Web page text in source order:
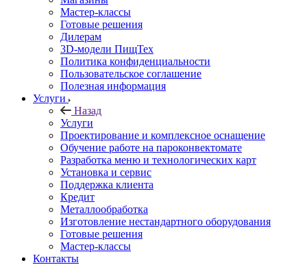
Мастер-классы
Готовые решения
Дилерам
3D-модели ПищТех
Политика конфиденциальности
Пользовательское соглашение
Полезная информация
Услуги
Назад
Услуги
Проектирование и комплексное оснащение
Обучение работе на пароконвектомате
Разработка меню и технологических карт
Установка и сервис
Поддержка клиента
Кредит
Металлообработка
Изготовление нестандартного оборудования
Готовые решения
Мастер-классы
Контакты